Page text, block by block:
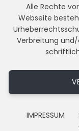
Alle Rechte
Webseite
Verbreitung
IMPRESSUM